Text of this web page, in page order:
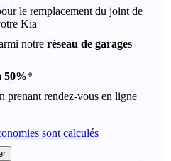
le remplacement du joint de
Kia
notre réseau de garages
50%*
prenant rendez-vous en ligne
sont calculés